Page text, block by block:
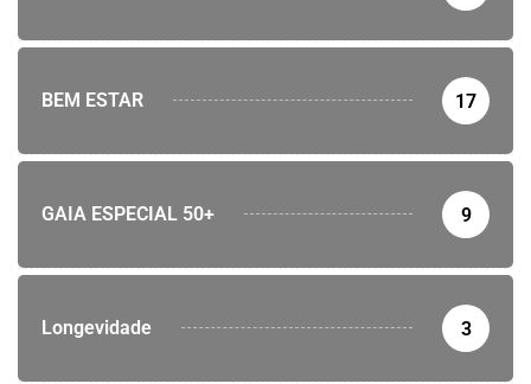
BEM ESTAR 17
GAIA ESPECIAL 50+ 9
Longevidade 3